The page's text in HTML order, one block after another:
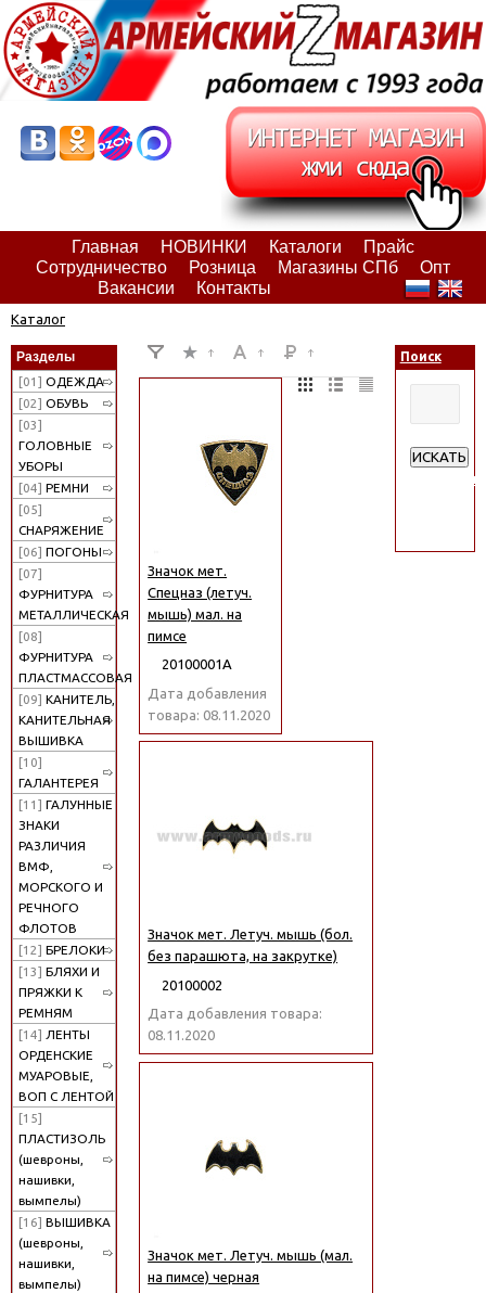
Главная НОВИНКИ Каталоги
Прайс
Сотрудничество
Розница Магазины СПб
Опт
Вакансии
Контакты
Каталог
Разделы
[01] ОДЕЖДА
[02] ОБУВЬ
[03]
ГОЛОВНЫЕ
УБОРЫ
[04] РЕМНИ
[05]
СНАРЯЖЕНИЕ
[06] ПОГОНЫ
[07]
ФУРНИТУРА
МЕТАЛЛИЧЕСКАЯ
[08]
ФУРНИТУРА
ПЛАСТМАССОВАЯ
[09] КАНИТЕЛЬ,
КАНИТЕЛЬНАЯ
ВЫШИВКА
[10]
ГАЛАНТЕРЕЯ
[11] ГАЛУННЫЕ
ЗНАКИ
РАЗЛИЧИЯ
ВМФ,
МОРСКОГО И
РЕЧНОГО
ФЛОТОВ
[12] БРЕЛОКИ
[13] БЛЯХИ И
ПРЯЖКИ К
РЕМНЯМ
[14] ЛЕНТЫ
ОРДЕНСКИЕ
МУАРОВЫЕ,
ВОП С ЛЕНТОЙ
[15]
ПЛАСТИЗОЛЬ
(шевроны,
нашивки,
вымпелы)
[16] ВЫШИВКА
(шевроны,
нашивки,
вымпелы)
Значок мет.
Спецназ (летуч.
мышь) мал. на
пимсе
20100001А
Дата добавления
товара: 08.11.2020
Значок мет. Летуч. мышь (бол.
без парашюта, на закрутке)
20100002
Дата добавления товара:
08.11.2020
Значок мет. Летуч. мышь (мал.
на пимсе) черная
Поиск
ИСКАТЬ